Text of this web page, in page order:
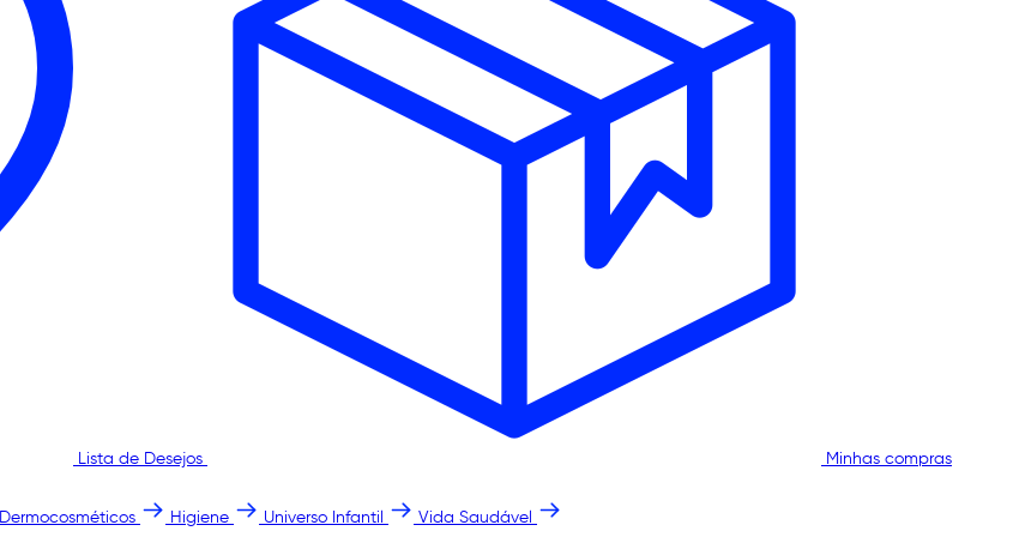
Lista de Desejos
Minhas compras
Dermocosméticos Higiene Universo Infantil Vida Saudável